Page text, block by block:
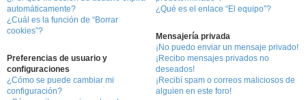
automáticamente?
¿Cuál es la función de “Borrar
cookies”?
Preferencias de usuario y
configuraciones
¿Cómo se puede cambiar mi
configuración?
¿Qué es el enlace “El equipo”?
Mensajería privada
¡No puedo enviar un mensaje privado!
¡Recibo mensajes privados no
deseados!
¡Recibí spam o correos maliciosos de
alguien en este foro!